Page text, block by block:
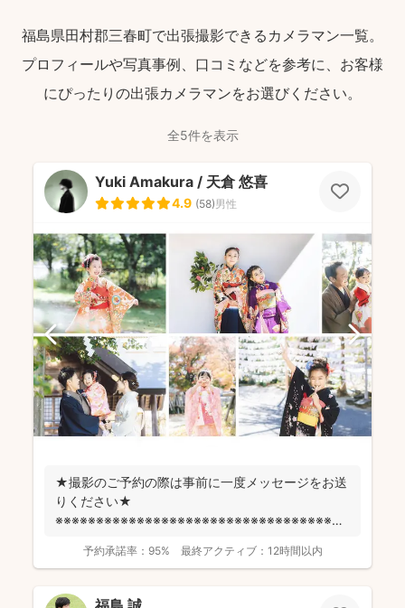
福島県田村郡三春町で出張撮影できるカメラマン一覧。
プロフィールや写真事例、口コミなどを参考に、お客様
にぴったりの出張カメラマンをお選びください。
全5件を表示
Yuki Amakura / 天倉 悠喜
4.9 (58)男性
★撮影のご予約の際は事前に一度メッセージをお送
りください★
※※※※※※※※※※※※※※※※※※※※※※※※※※※※※※※※※※※※
予約承諾率： 95% 最終アクティブ： 12時間以内